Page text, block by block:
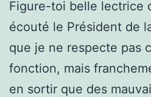
Figure-toi belle lectrice
écouté le Président de
que je ne respecte pas
fonction, mais
en sortir que des